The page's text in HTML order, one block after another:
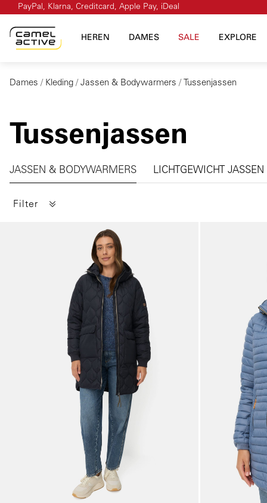
naar de hoofdinhoud
Ga naar de zoekopdracht
Ga naar de hoofdnavigatie
PayPal, Klarna, Creditcard, Apple Pay, iDeal
HEREN DAMES SALE EXPLORE
Dames Kleding Jassen & Bodywarmers Tussenjassen
Tussenjassen
Galerie overslaan
JASSEN & BODYWARMERS LICHTGEWICHT JASSEN
Filter